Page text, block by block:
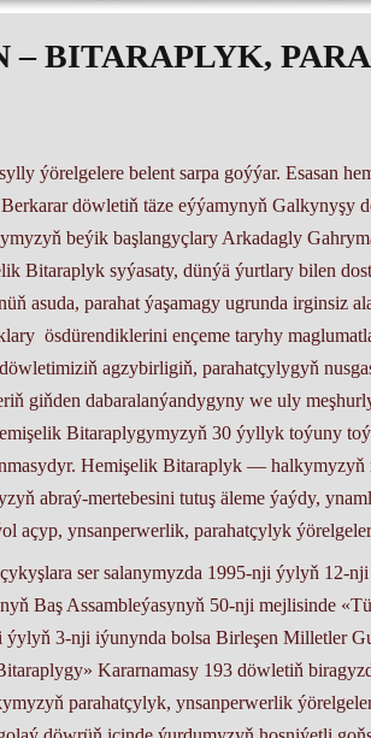
– BITARAPLYK,
ýö­rel­ge­le­re be­lent sarpa goý­ýar. Esa­san
döw­le­tiň täze eý­ýa­my­nyň
be­ýik baş­lan­gyç­la­ry Ar­ka­dag­ly
Bitaraplyk sy­ýa­sa­ty, dün­ýä ýurt­la­ry bi­len
asu­da, pa­ra­hat ýa­şa­ma­gy ugrunda ir­gin­siz
ös­dü­rendik­le­ri­ni en­çe­me ta­ry­hy
ag­zy­bir­li­giň, pa­ra­hat­çy­ly­gyň
giň­den da­ba­ra­lan­ýan­dy­gy­ny we uly
Bi­ta­rap­ly­gymy­zyň 30 ýyl­lyk to­ýu­ny
He­mi­şe­lik Bi­ta­rap­lyk ­—­ hal­ky­my­zyň
ab­raý-mer­te­be­si­ni tu­tuş äle­me ýaý­dy,
açyp, yn­san­per­wer­lik, pa­ra­hat­çy­lyk
ser salanymyzda 1995-nji ýy­lyň 12-
Baş Assamb­le­ýa­sy­nyň 50-nji mej­li­sin­de
3-nji iýu­nyn­da bol­sa Bir­le­şen Mil­let­ler
Kararnamasy 193 döw­le­tiň
pa­ra­hat­çy­lyk, ynsanperwerlik